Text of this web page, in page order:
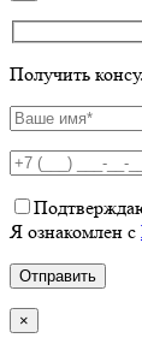
Получить
Я ознакомлен с
×